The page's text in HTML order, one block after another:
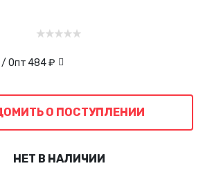
/ Опт 484 ₽
О ПОСТУПЛЕНИИ
НЕТ В НАЛИЧИИ